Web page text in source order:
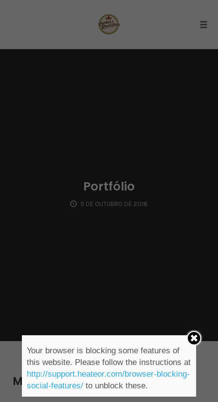
Portfólio
9 DE OUTUBRO DE 2018
Moda
Your browser is blocking some features of
this website. Please follow the instructions at
http://support.heateor.com/browser-blocking-
social-features/to unblock these.